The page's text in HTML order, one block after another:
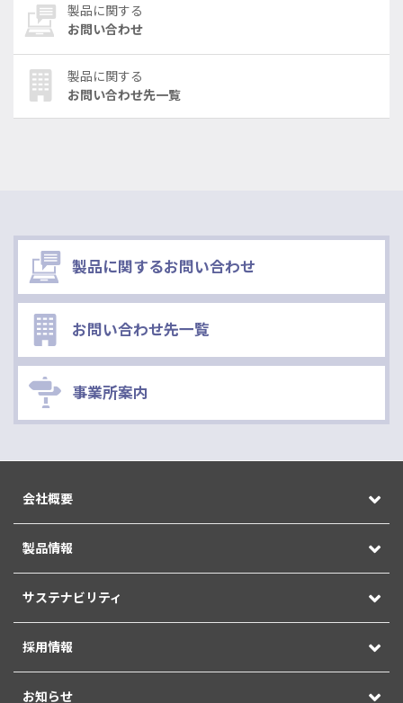
製品に関する
お問い合わせ
製品に関する
お問い合わせ先一覧
製品に関するお問い合わせ
お問い合わせ先一覧
事業所案内
会社概要
製品情報
サステナビリティ
採用情報
お知らせ